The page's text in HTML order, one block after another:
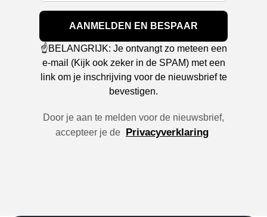
AANMELDEN EN BESPAAR
☝️BELANGRIJK: Je ontvangt zo meteen een
e-mail (Kijk ook zeker in de SPAM) met een
link om je inschrijving voor de nieuwsbrief te
bevestigen.
Door je aan te melden voor de nieuwsbrief,
accepteer je de Privacyverklaring